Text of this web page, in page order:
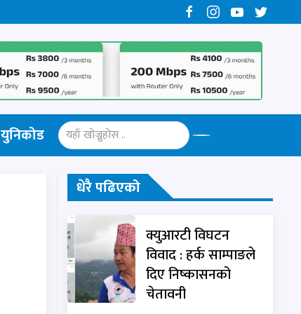
युनिकोड
धेरै पढिएको
क्युआरटी विघटन
विवाद : हर्क साम्पाङले
दिए निष्कासनको
चेतावनी